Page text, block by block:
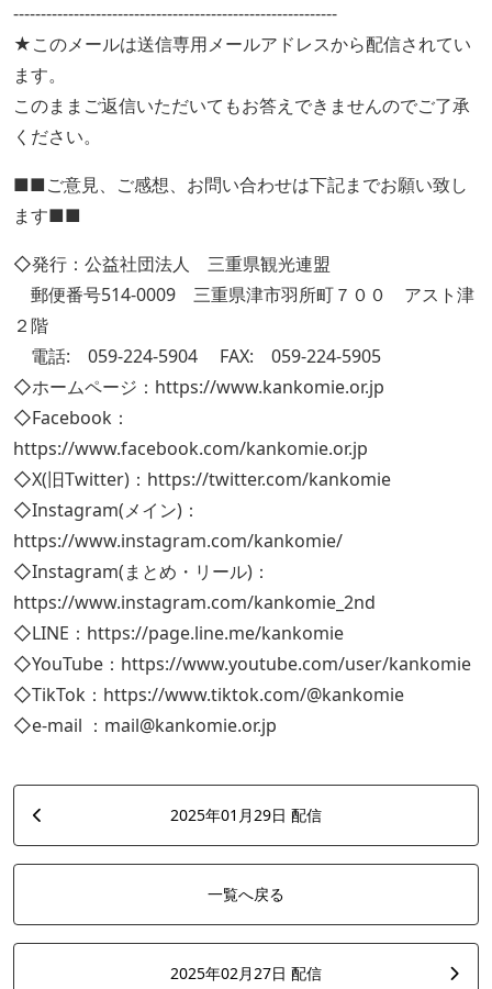
-----------------------------------------------------------
★このメールは送信専用メールアドレスから配信されてい
ます。
このままご返信いただいてもお答えできませんのでご了承
ください。
■■ご意見、ご感想、お問い合わせは下記までお願い致し
ます■■
◇発行：公益社団法人 三重県観光連盟
郵便番号514-0009 三重県津市羽所町７００ アスト津
２階
電話: 059-224-5904 FAX: 059-224-5905
◇ホームページ：https://www.kankomie.or.jp
◇Facebook：
https://www.facebook.com/kankomie.or.jp
◇X(旧Twitter)：https://twitter.com/kankomie
◇Instagram(メイン)：
https://www.instagram.com/kankomie/
◇Instagram(まとめ・リール)：
https://www.instagram.com/kankomie_2nd
◇LINE：https://page.line.me/kankomie
◇YouTube：https://www.youtube.com/user/kankomie
◇TikTok：https://www.tiktok.com/@kankomie
◇e-mail ：mail@kankomie.or.jp
2025年01月29日 配信
一覧へ戻る
2025年02月27日 配信